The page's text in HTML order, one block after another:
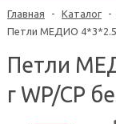
Главная - Каталог -
Петли МЕДИО
Петли
г WP/CP